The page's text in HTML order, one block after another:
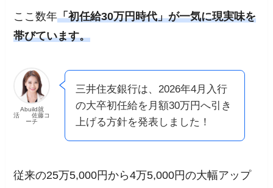
ここ数年「初任給30万円時代」が一気に現実味を
帯びています。
Abuild就
活 佐藤コ
ーチ
三井住友銀行は、2026年4月入行
の大卒初任給を月額30万円へ引き
上げる方針を発表しました！
従来の25万5,000円から4万5,000円の大幅アップ